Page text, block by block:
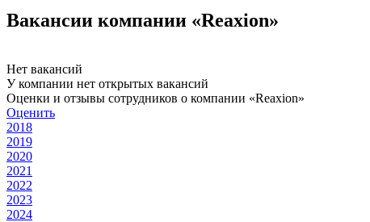
Вакансии компании «Reaxion»
Нет вакансий
У компании нет открытых вакансий
Оценки и отзывы сотрудников о компании «Reaxion»
Оценить
2018
2019
2020
2021
2022
2023
2024